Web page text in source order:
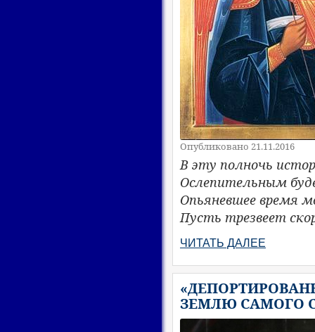
Опубликовано 21.11.2016
В эту полночь
Ослепительным
Опьяневшее время
Пусть трезвеет
ЧИТАТЬ ДАЛЕЕ
ЗЕМЛЮ САМОГО